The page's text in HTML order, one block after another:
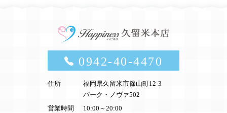
0942-40-4470
住所
福岡県久留米市篠山町12-3
パーク・ノヴァ502
営業時間
10:00～20:00